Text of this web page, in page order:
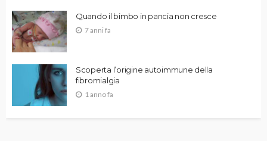
Quando il bimbo in pancia non cresce
7 anni fa
Scoperta l’origine autoimmune della
fibromialgia
1 anno fa